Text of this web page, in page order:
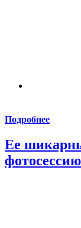
Подробнее
Ее